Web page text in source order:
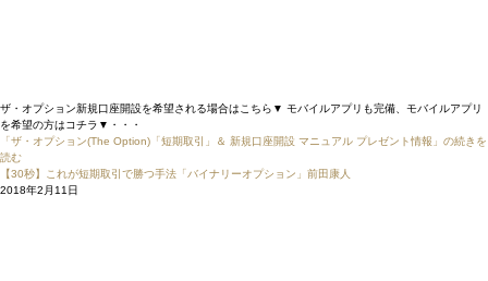
ザ・オプション新規口座開設を希望される場合はこちら▼ モバイルアプリも完備、モバイルアプリ
を希望の方はコチラ▼・・・
「ザ・オプション(The Option)「短期取引」＆ 新規口座開設 マニュアル プレゼント情報」の続きを
読む
【30秒】これが短期取引で勝つ手法「バイナリーオプション」前田康人
2018年2月11日